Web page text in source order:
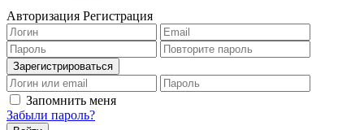
Авторизация Регистрация
Запомнить меня
Забыли пароль?